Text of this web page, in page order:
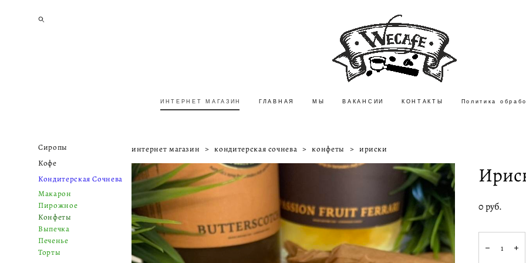
ИНТЕРНЕТ МАГАЗИН ГЛАВНАЯ МЫ ВАКАНСИИ КОНТАКТЫ Политика
ИНТЕРНЕТ МАГАЗИН ГЛАВНАЯ МЫ ВАКАНСИИ КОНТАКТЫ Политика
Сиропы
Кофе
Кондитерская Сочнева
Макарон
Пирожное
Конфеты
Выпечка
Печенье
Торты
интернет магазин > кондитерская сочнева > конфеты > ириски
0 pуб.